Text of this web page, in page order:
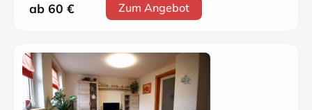
ab 60 € Zum Angebot